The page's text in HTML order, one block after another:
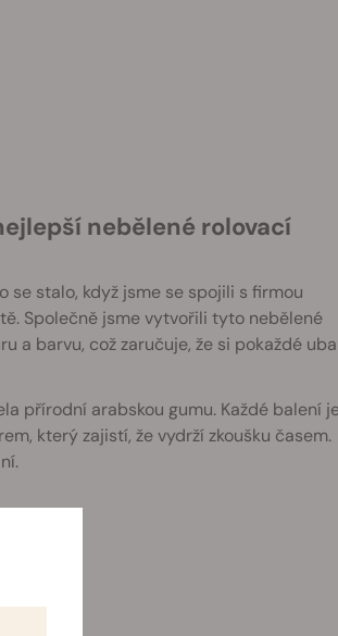
nebělené rolovací
se stalo, když jsme se spojili s firmou
Společně jsme vytvořili tyto nebělené
a barvu, což zaručuje, že si pokaždé
přírodní arabskou gumu. Každé balení
který zajistí, že vydrží zkoušku časem.